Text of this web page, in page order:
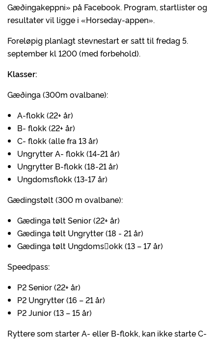
Gæðingakeppni» på Facebook. Program, startlister og
resultater vil ligge i «Horseday-appen».
Foreløpig planlagt stevnestart er satt til fredag 5.
september kl 1200 (med forbehold).
Klasser:
Gæðinga (300m ovalbane):
A-flokk (22+ år)
B- flokk (22+ år)
C- flokk (alle fra 13 år)
Ungrytter A- flokk (14-21 år)
Ungrytter B-flokk (18-21 år)
Ungdomsflokk (13-17 år)
Gædingstølt (300 m ovalbane):
Gædinga tølt Senior (22+ år)
Gædinga tølt Ungrytter (18 - 21 år)
Gædinga tølt Ungdoms􏰁okk (13 – 17 år)
Speedpass:
P2 Senior (22+ år)
P2 Ungrytter (16 – 21 år)
P2 Junior (13 – 15 år)
Ryttere som starter A- eller B-flokk, kan ikke starte C-